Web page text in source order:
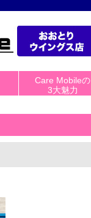
Care Mobileの
3大魅力